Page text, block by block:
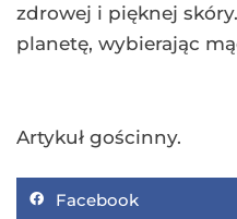
zdrowej i pięknej
planetę, wybierając
Artykuł gościnny.
Facebook